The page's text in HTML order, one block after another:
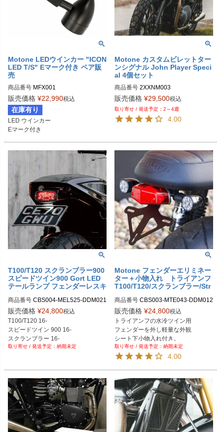
Motone LEDウインカー "ICON
LED T/S" Eマーク付き ペア販
売
商品番号 MFX001
販売価格 ¥22,990税込
在庫有り
LED ウインカー
Eマーク付き
Motone カスタムビレットター
ンシグナル John Player Speci
al 4個セット
商品番号 2XXNM003
販売価格 ¥29,500税込
2～4週
4.00
T100/T120 スクランブラー900
スピードツイン900 Gort LED
テールランプ フェンダーレスキ
ット Motone
商品番号 CBS004-MEL525-DDM021
旧型番：CBS004-MEL525-DDM012
販売価格 ¥24,800税込
T100/T120 16-
スピードツイン 900 16-
スクランブラー 16-
納期未定
Motone フェンダーエリミネー
ター＋小物入れ トライアンフ
T100/T120/スクランブラー/Str
商品番号 CBS003-MTE043-DDM012
CBS003+MTE043+DDM021
販売価格 ¥24,800税込
トライアンフの水冷ツイン用
フェンダーを外し軽量な外観
シート下小物入れ付き。
納期未定
4.00